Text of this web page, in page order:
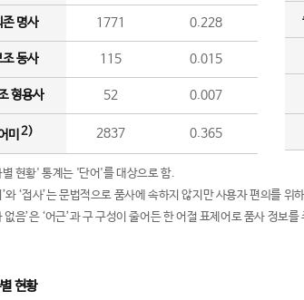
존 명사 1771 0.228
조 동사 115 0.015
형용사 52 0.007
미 2) 2837 0.365
현황' 통계는 '단어'를 대상으로 함.
와 ‘접사’는 문법적으로 품사에 속하지 않지만 사용자 편의를 위
없음’은 ‘어근’과 구 구성이 줄어든 한 어절 표제어로 품사 정보
현황